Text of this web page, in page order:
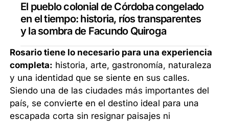
El pueblo colonial de Córdoba congelado
en el tiempo: historia, ríos transparentes
y la sombra de Facundo Quiroga
Rosario tiene lo necesario para una experiencia
completa: historia, arte, gastronomía, naturaleza
y una identidad que se siente en sus calles.
Siendo una de las ciudades más importantes del
país, se convierte en el destino ideal para una
escapada corta sin resignar paisajes ni